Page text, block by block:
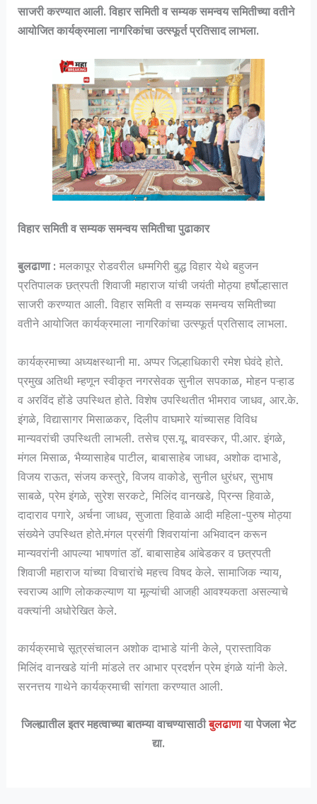
साजरी करण्यात आली. विहार समिती व सम्यक समन्वय समितीच्या वतीने
आयोजित कार्यक्रमाला नागरिकांचा उत्स्फूर्त प्रतिसाद लाभला.
विहार समिती व सम्यक समन्वय समितीचा पुढाकार
बुलढाणा : मलकापूर रोडवरीलधम्मगिरी बुद्ध विहार येथे बहुजन
प्रतिपालकछत्रपती शिवाजी महाराजयांची जयंती मोठ्या हर्षोल्हासात
साजरी करण्यात आली. विहार समिती व सम्यक समन्वय समितीच्या
वतीने आयोजित कार्यक्रमाला नागरिकांचा उत्स्फूर्त प्रतिसाद लाभला.
कार्यक्रमाच्या अध्यक्षस्थानी मा. अप्पर जिल्हाधिकारी रमेश घेवंदे होते.
प्रमुख अतिथी म्हणून स्वीकृत नगरसेवक सुनील सपकाळ, मोहन पऱ्हाड
व अरविंद होंडे उपस्थित होते. विशेष उपस्थितीत भीमराव जाधव, आर.के.
इंगळे, विद्यासागर मिसाळकर, दिलीप वाघमारे यांच्यासह विविध
मान्यवरांची उपस्थिती लाभली. तसेच एस.यू. बावस्कर, पी.आर. इंगळे,
मंगल मिसाळ, भैय्यासाहेब पाटील, बाबासाहेब जाधव, अशोक दाभाडे,
विजय राऊत, संजय कस्तुरे, विजय वाकोडे, सुनील धुरंधर, सुभाष
साबळे, प्रेम इंगळे, सुरेश सरकटे, मिलिंद वानखडे, प्रिन्स हिवाळे,
दादाराव पगारे, अर्चना जाधव, सुजाता हिवाळे आदी महिला-पुरुष मोठ्या
संख्येने उपस्थित होते.मंगल प्रसंगी शिवरायांना अभिवादन करून
मान्यवरांनी आपल्या भाषणांतडॉ. बाबासाहेब आंबेडकर व छत्रपती
शिवाजी महाराज यांच्या विचारांचे महत्त्व विषद केले. सामाजिक न्याय,
स्वराज्य आणि लोककल्याण या मूल्यांची आजही आवश्यकता असल्याचे
वक्त्यांनी अधोरेखित केले.
कार्यक्रमाचे सूत्रसंचालन अशोक दाभाडे यांनी केले, प्रास्ताविक
मिलिंद वानखडे यांनी मांडले तर आभार प्रदर्शन प्रेम इंगळे यांनी केले.
सरनत्तय गाथेने कार्यक्रमाची सांगता करण्यात आली.
जिल्ह्यातील इतर महत्वाच्या बातम्या वाचण्यासाठीबुलढाणाया पेजला भेट
द्या.